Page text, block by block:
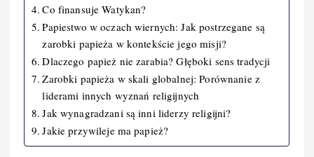
Co finansuje Watykan?
Papiestwo w oczach wiernych: Jak postrzegane są
zarobki papieża w kontekście jego misji?
Dlaczego papież nie zarabia? Głęboki sens tradycji
Zarobki papieża w skali globalnej: Porównanie z
liderami innych wyznań religijnych
Jak wynagradzani są inni liderzy religijni?
Jakie przywileje ma papież?